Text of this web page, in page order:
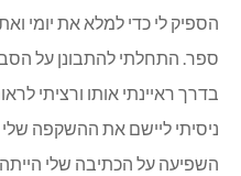
הספיק לי כדי למלא את יומי
ספר. התחלתי להתבונן על
בדרך ראיינתי אותו ורציתי
ניסיתי ליישם את ההשקפה
השפיעה על הכתיבה שלי